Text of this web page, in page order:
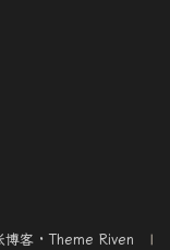
客 · Theme Riven